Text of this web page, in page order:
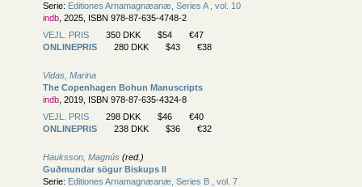
Serie: Editiones Arnamagnæanæ, Series A , vol. 10
indb , 2025, ISBN 978-87-635-4748-2
VEJL. PRIS
350 DKK $54
€47
ONLINEPRIS
280 DKK $43 €38
Vidas, Marina
The Copenhagen Bohun Manuscripts
indb , 2019, ISBN 978-87-635-4324-8
VEJL. PRIS
298 DKK $46
€40
ONLINEPRIS
238 DKK $36 €32
Hauksson, Magnús (red.)
Guðmundar sögur Biskups II
Serie: Editiones Arnamagnæanæ, Series B , vol. 7